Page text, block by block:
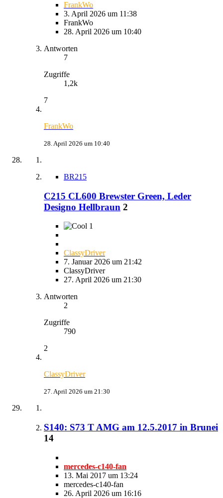
FrankWo
3. April 2026 um 11:38
FrankWo
28. April 2026 um 10:40
Antworten
7
Zugriffe
1,2k
7
FrankWo
28. April 2026 um 10:40
BR215
C215 CL600 Brewster Green, Leder
Designo Hellbraun 2
1
ClassyDriver
7. Januar 2026 um 21:42
ClassyDriver
27. April 2026 um 21:30
Antworten
2
Zugriffe
790
2
ClassyDriver
27. April 2026 um 21:30
S140: S73 T AMG am 12.5.2017 in Brunei
14
mercedes-c140-fan
13. Mai 2017 um 13:24
mercedes-c140-fan
26. April 2026 um 16:16